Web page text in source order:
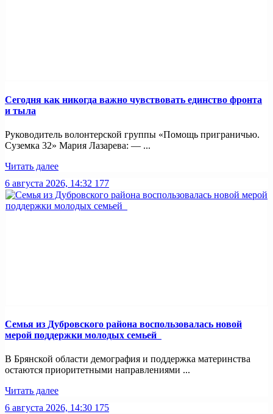
Сегодня как никогда важно чувствовать единство фронта
и тыла
Руководитель волонтерской группы «Помощь приграничью.
Суземка 32» Мария Лазарева: — ...
Читать далее
6 августа 2026, 14:32 177
Семья из Дубровского района воспользовалась новой
мерой поддержки молодых семьей
В Брянской области демография и поддержка материнства
остаются приоритетными направлениями ...
Читать далее
6 августа 2026, 14:30 175